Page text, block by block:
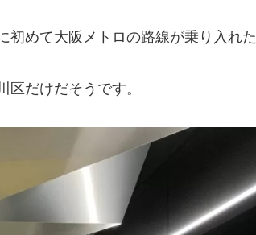
初めて大阪メトロの路線が乗り入れた
だけだそうです。